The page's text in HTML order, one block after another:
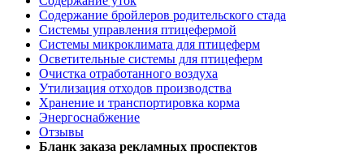
Содержание бройлеров родительского стада
Системы управления птицефермой
Системы микроклимата для птицеферм
Осветительные системы для птицеферм
Очистка отработанного воздуха
Утилизация отходов производства
Хранение и транспортировка корма
Энергоснабжение
Отзывы
Бланк заказа рекламных проспектов